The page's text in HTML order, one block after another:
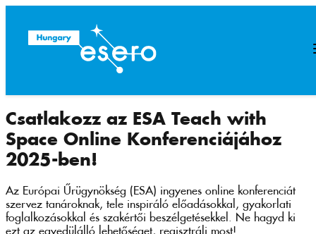
Csatlakozz az ESA Teach with
Space Online Konferenciájához
2025-ben!
Az Európai Űrügynökség (ESA) ingyenes online konferenciát
szervez tanároknak, tele inspiráló előadásokkal, gyakorlati
foglalkozásokkal és szakértői beszélgetésekkel. Ne hagyd ki
ezt az egyedülálló lehetőséget, regisztrálj most!